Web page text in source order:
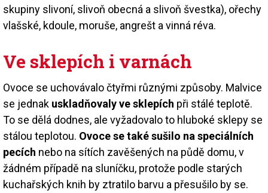
skupiny slivoní, slivoň obecná a slivoň švestka), ořechy
vlašské, kdoule, moruše, angrešt a vinná réva.
Ve sklepích i varnách
Ovoce se uchovávalo čtyřmi různými způsoby. Malvice
se jednak uskladňovaly ve sklepích při stálé teplotě.
To se dělá dodnes, ale vyžadovalo to hluboké sklepy se
stálou teplotou. Ovoce se také sušilo na speciálních
pecích nebo na sítích zavěšených na půdě domu, v
žádném případě na sluníčku, protože podle starých
kuchařských knih by ztratilo barvu a přesušilo by se.